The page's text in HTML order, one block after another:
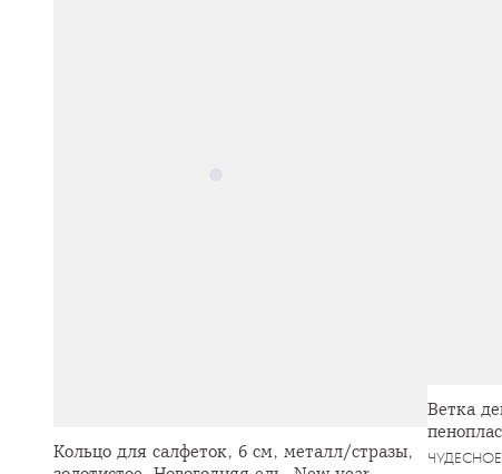
Кольцо для салфеток, 6 см, металл/стразы,
Ветка